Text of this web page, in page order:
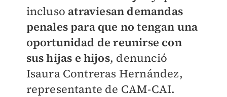
incluso atraviesan demandas
penales para que no tengan una
oportunidad de reunirse con
sus hijas e hijos, denunció
Isaura Contreras Hernández,
representante de CAM-CAI.